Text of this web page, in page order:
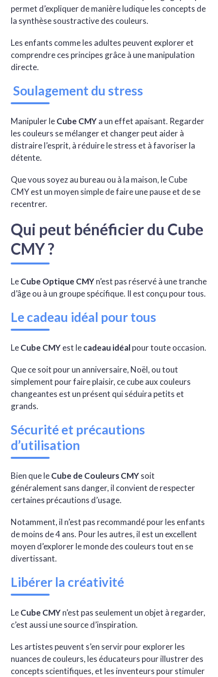
permet d’expliquer de manière ludique les concepts de
la synthèse soustractive des couleurs.
Les enfants comme les adultes peuvent explorer et
comprendre ces principes grâce à une manipulation
directe.
Soulagement du stress
Manipuler leCube CMYa un effet apaisant. Regarder
les couleurs se mélanger et changer peut aider à
distraire l’esprit, à réduire le stress et à favoriser la
détente.
Que vous soyez au bureau ou à la maison, le Cube
CMY est un moyen simple de faire une pause et de se
recentrer.
Qui peut bénéficier du Cube
CMY ?
LeCube Optique CMYn’est pas réservé à une tranche
d’âge ou à un groupe spécifique. Il est conçu pour tous.
Le cadeau idéal pour tous
LeCube CMYest lecadeau idéalpour toute occasion.
Que ce soit pour un anniversaire, Noël, ou tout
simplement pour faire plaisir, ce cube aux couleurs
changeantes est un présent qui séduira petits et
grands.
Sécurité et précautions
d’utilisation
Bien que leCube de Couleurs CMYsoit
généralement sans danger, il convient de respecter
certaines précautions d’usage.
Notamment, il n’est pas recommandé pour les enfants
de moins de 4 ans. Pour les autres, il est un excellent
moyen d’explorer le monde des couleurs tout en se
divertissant.
Libérer la créativité
LeCube CMYn’est pas seulement un objet à regarder,
c’est aussi une source d’inspiration.
Les artistes peuvent s’en servir pour explorer les
nuances de couleurs, les éducateurs pour illustrer des
concepts scientifiques, et les inventeurs pour stimuler